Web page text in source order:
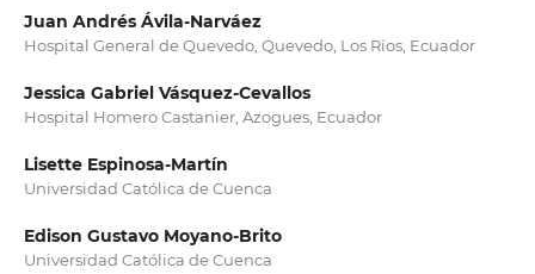
Juan Andrés Ávila-Narváez
Hospital General de Quevedo, Quevedo, Los Ríos, Ecuador
Jessica Gabriel Vásquez-Cevallos
Hospital Homero Castanier, Azogues, Ecuador
Lisette Espinosa-Martín
Universidad Católica de Cuenca
Edison Gustavo Moyano-Brito
Universidad Católica de Cuenca